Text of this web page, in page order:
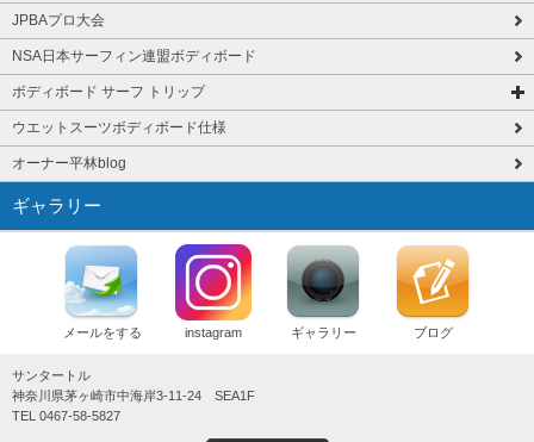
JPBAプロ大会
NSA日本サーフィン連盟ボディボード
ボディボード サーフ トリップ
ウエットスーツボディボード仕様
オーナー平林blog
ギャラリー
メールをする instagram ギャラリー ブログ
サンタートル
神奈川県茅ヶ崎市中海岸3-11-24 SEA1F
TEL 0467-58-5827